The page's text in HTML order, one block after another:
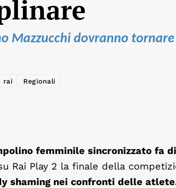
Mazzucchi dovranno
rai Regionali
femminile sincronizzato fa
Rai Play 2 la finale della
shaming nei confronti delle